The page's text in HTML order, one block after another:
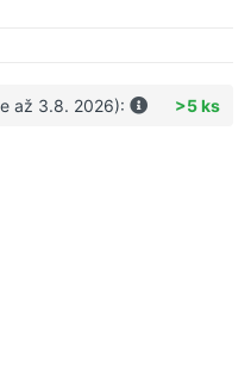
až 3.8. 2026): >5 ks